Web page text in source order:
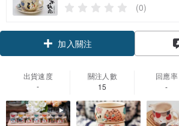
(0)
加入關注
出貨速度
-
關注人數
15
回應率
-